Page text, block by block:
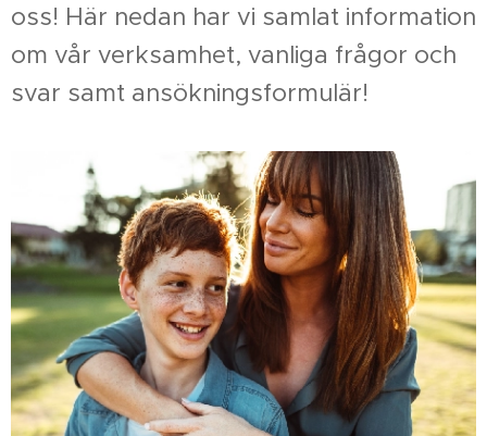
oss! Här nedan har vi samlat information
om vår verksamhet, vanliga frågor och
svar samt ansökningsformulär!